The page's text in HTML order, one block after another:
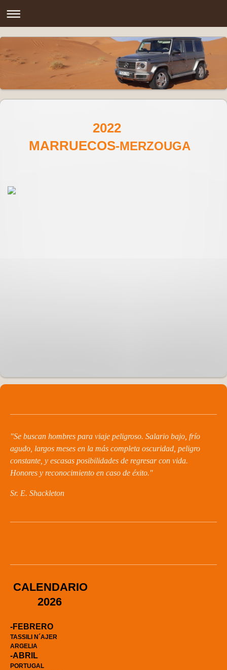
2022
MARRUECOS-MERZOUGA
"Se buscan hombres para viaje peligroso. Salario bajo, frío
agudo, largos meses en la más completa oscuridad, peligro
constante, y escasas posibilidades de regresar con vida.
Honores y reconocimiento en caso de éxito."
Sr. E. Shackleton
CALENDARIO
2026
-FEBRERO
TASSILI N´AJER
ARGELIA
-ABRIL
PORTUGAL